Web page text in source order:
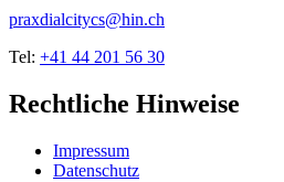
praxdialcitycs@hin.ch
Tel: +41 44 201 56 30
Rechtliche Hinweise
Impressum
Datenschutz